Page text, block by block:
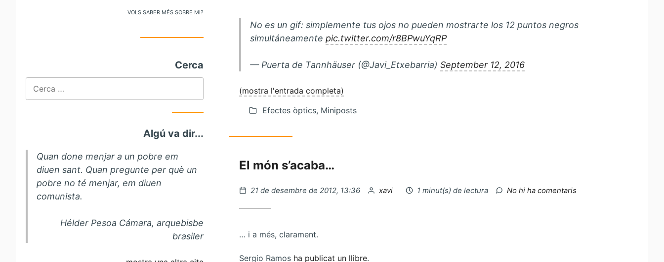
Vols saber més sobre mi?
Cerca
Algú va dir...
Quan done menjar a un pobre em
diuen sant. Quan pregunte per què un
pobre no té menjar, em diuen
comunista.
Hélder Pesoa Cámara, arquebisbe
brasiler
No es un gif: simplemente tus ojos no pueden mostrarte los 12 puntos negros
simultáneamente pic.twitter.com/r8BPwuYqRP
— Puerta de Tannhäuser (@Javi_Etxebarria) September 12, 2016
(mostra l'entrada completa)
Efectes òptics, Miniposts
El món s’acaba…
Publicat
21 de desembre de 2012, 13:36 per
xavi 1 minut(s) de lectura No hi ha comentaris
… i a més, clarament.
Sergio Ramos ha publicat un llibre.